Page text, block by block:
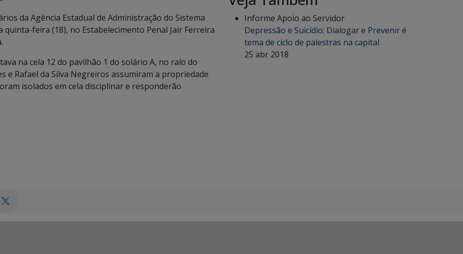
da Agência Estadual de Administração do Sistema
feira (18), no Estabelecimento Penal Jair Ferreira
na cela 12 do pavilhão 1 do solário A, no ralo do
e Rafael da Silva Negreiros assumiram a propriedade
isolados em cela disciplinar e responderão
Informe Apoio ao Servidor
Depressão e Suicídio: Dialogar e Prevenir é
tema de ciclo de palestras na capital
25 abr 2018